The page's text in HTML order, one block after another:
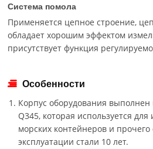
Система помола
Применяется цепное строение,
обладает хорошим эффектом
присутствует функция
Особенности
Корпус оборудования выполнен
Q345, которая используется для
морских контейнеров и
эксплуатации стали 10 лет.